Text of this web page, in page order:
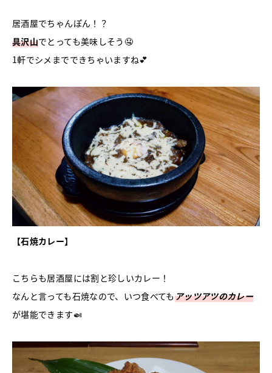
居酒屋でちゃんぽん！？
具沢山でとっても美味しそう🤤
1軒でシメまでできちゃいますね💕
【石焼カレー】
こちらも居酒屋には割と珍しいカレー！
なんと言っても石焼なので、いつ食べてもアッツアツのカレー
が堪能できます🍛